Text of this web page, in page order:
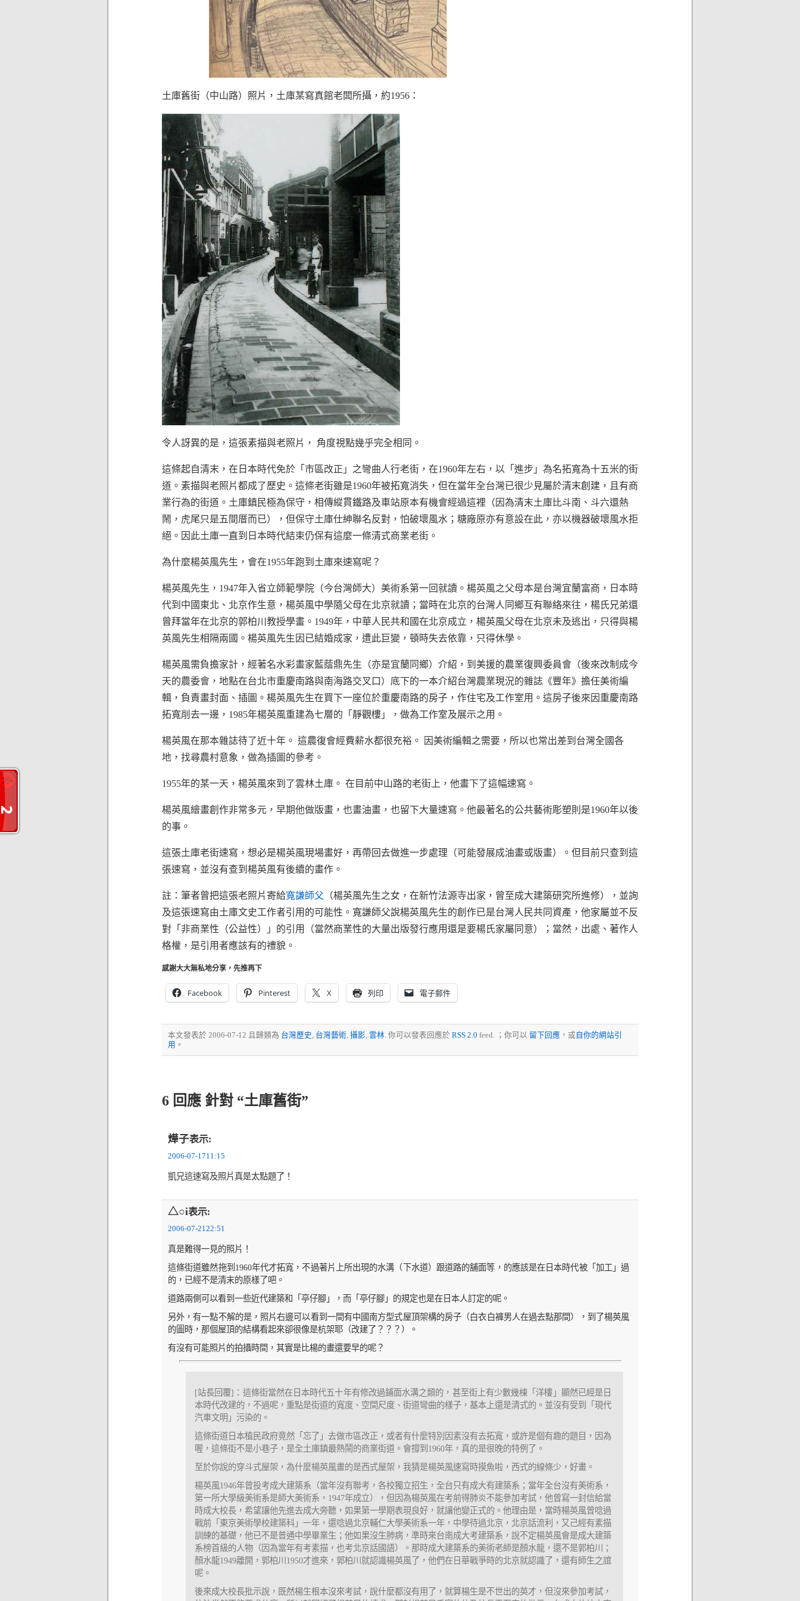
土庫舊街（中山路）照片，土庫某寫真館老闆所攝，約1956：
令人訝異的是，這張素描與老照片， 角度視點幾乎完全相同。
這條起自清末，在日本時代免於「市區改正」之彎曲人行老街，在1960年左右，以「進步」為名拓寬為十五米的街
道。素描與老照片都成了歷史。這條老街雖是1960年被拓寬消失，但在當年全台灣已很少見屬於清末創建，且有商
業行為的街道。土庫鎮民極為保守，相傳縱貫鐵路及車站原本有機會經過這裡（因為清末土庫比斗南、斗六還熱
鬧，虎尾只是五間厝而已），但保守土庫仕紳聯名反對，怕破壞風水；糖廠原亦有意設在此，亦以機器破壞風水拒
絕。因此土庫一直到日本時代結束仍保有這麼一條清式商業老街。
為什麼楊英風先生，會在1955年跑到土庫來速寫呢？
楊英風先生，1947年入省立師範學院（今台灣師大）美術系第一回就讀。楊英風之父母本是台灣宜蘭富商，日本時
代到中國東北、北京作生意，楊英風中學隨父母在北京就讀；當時在北京的台灣人同鄉互有聯絡來往，楊氏兄弟還
曾拜當年在北京的郭柏川教授學畫。1949年，中華人民共和國在北京成立，楊英風父母在北京未及逃出，只得與楊
英風先生相隔兩國。楊英風先生因已結婚成家，遭此巨變，頓時失去依靠，只得休學。
楊英風需負擔家計，經著名水彩畫家藍蔭鼎先生（亦是宜蘭同鄉）介紹，到美援的農業復興委員會（後來改制成今
天的農委會，地點在台北市重慶南路與南海路交叉口）底下的一本介紹台灣農業現況的雜誌《豐年》擔任美術編
輯，負責畫封面、插圖。楊英風先生在買下一座位於重慶南路的房子，作住宅及工作室用。這房子後來因重慶南路
拓寬削去一邊，1985年楊英風重建為七層的「靜觀樓」，做為工作室及展示之用。
楊英風在那本雜誌待了近十年。 這農復會經費薪水都很充裕。 因美術編輯之需要，所以也常出差到台灣全國各
地，找尋農村意象，做為插圖的參考。
1955年的某一天，楊英風來到了雲林土庫。 在目前中山路的老街上，他畫下了這幅速寫。
楊英風繪畫創作非常多元，早期他做版畫，也畫油畫，也留下大量速寫。他最著名的公共藝術彫塑則是1960年以後
的事。
這張土庫老街速寫，想必是楊英風現場畫好，再帶回去做進一步處理（可能發展成油畫或版畫）。但目前只查到這
張速寫，並沒有查到楊英風有後續的畫作。
註：筆者曾把這張老照片寄給寬謙師父 （楊英風先生之女，在新竹法源寺出家，曾至成大建築研究所進修），並詢
及這張速寫由土庫文史工作者引用的可能性。寬謙師父說楊英風先生的創作已是台灣人民共同資產，他家屬並不反
對「非商業性（公益性）」的引用（當然商業性的大量出版發行應用還是要楊氏家屬同意）；當然，出處、著作人
格權，是引用者應該有的禮貌。
感謝大大無私地分享，先推再下
Facebook Pinterest X 列印 電子郵件
本文發表於 2006-07-12 且歸類為 台灣歷史, 台灣藝術, 攝影, 雲林. 你可以發表回應於 RSS 2.0 feed. ；你可以 留下回應 ，或 自你的網站引
用 。
6 回應 針對 “土庫舊街”
燁子表示:
2006-07-1711:15
凱兄這速寫及照片真是太點題了！
△○i表示:
2006-07-2122:51
真是難得一見的照片！
這條街道雖然拖到1960年代才拓寬，不過著片上所出現的水溝（下水道）跟道路的舖面等，的應該是在日本時代被「加工」過
的，已經不是清末的原樣了吧。
道路兩側可以看到一些近代建築和「亭仔腳」，而「亭仔腳」的規定也是在日本人訂定的呢。
另外，有一點不解的是，照片右邊可以看到一間有中國南方型式屋頂架構的房子（白衣白褲男人在過去點那間），到了楊英風
的圖時，那個屋頂的結構看起來卻很像是杭架耶（改建了？？？）。
有沒有可能照片的拍攝時間，其實是比楊的畫還要早的呢？
[站長回覆]：這條街當然在日本時代五十年有修改過鋪面水溝之類的，甚至街上有少數幾棟「洋樓」顯然已經是日
本時代改建的，不過呢，重點是街道的寬度、空間尺度、街道彎曲的樣子，基本上還是清式的。並沒有受到「現代
汽車文明」污染的。
這條街道日本植民政府竟然「忘了」去做市區改正，或者有什麼特別因素沒有去拓寬，或許是個有趣的題目，因為
喔，這條街不是小巷子，是全土庫鎮最熱鬧的商業街道。會撐到1960年，真的是很晚的特例了。
至於你說的穿斗式屋架，為什麼楊英風畫的是西式屋架，我猜是楊英風速寫時摸魚啦，西式的線條少，好畫。
楊英風1946年曾投考成大建築系（當年沒有聯考，各校獨立招生，全台只有成大有建築系；當年全台沒有美術系，
第一所大學級美術系是師大美術系，1947年成立），但因為楊英風在考前得肺炎不能參加考試，他曾寫一封信給當
時成大校長，希望讓他先進去成大旁聽，如果第一學期表現良好，就讓他變正式的。他理由是，當時楊英風曾唸過
戰前「東京美術學校建築科」一年，還唸過北京輔仁大學美術系一年，中學待過北京，北京話流利，又己經有素描
訓練的基礎，他已不是普通中學畢業生；他如果沒生肺病，準時來台南成大考建築系，說不定楊英風會是成大建築
系榜首級的人物（因為當年有考素描，也考北京話國語）。那時成大建築系的美術老師是顏水龍，還不是郭柏川；
顏水龍1949離開，郭柏川1950才進來，郭柏川就認識楊英風了，他們在日華戰爭時的北京就認識了，還有師生之誼
呢。
後來成大校長批示說，既然楊生根本沒來考試，說什麼都沒有用了，就算楊生是不世出的英才，但沒來參加考試，